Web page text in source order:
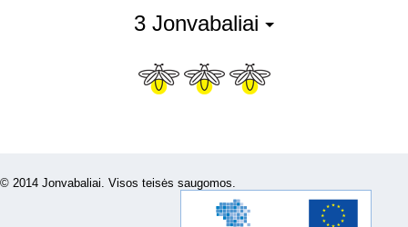
3 Jonvabaliai
© 2014 Jonvabaliai. Visos teisės saugomos.